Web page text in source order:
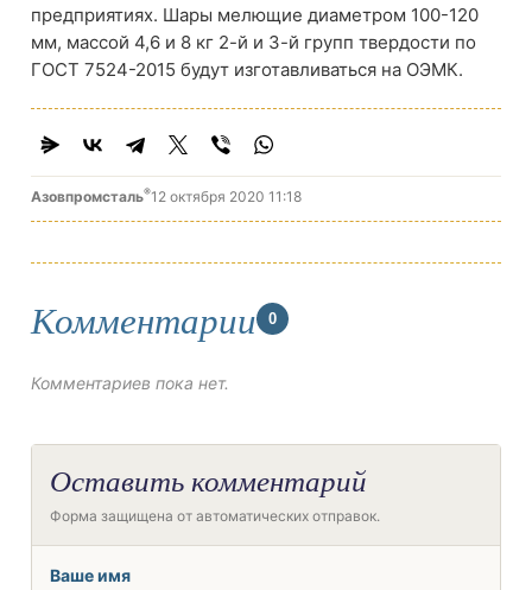
предприятиях. Шары мелющие диаметром 100-120
мм, массой 4,6 и 8 кг 2-й и 3-й групп твердости по
ГОСТ 7524-2015 будут изготавливаться на ОЭМК.
Азовпромсталь®12 октября 2020 11:18
Комментарии 0
Комментариев пока нет.
Оставить комментарий
Форма защищена от автоматических отправок.
Ваше имя